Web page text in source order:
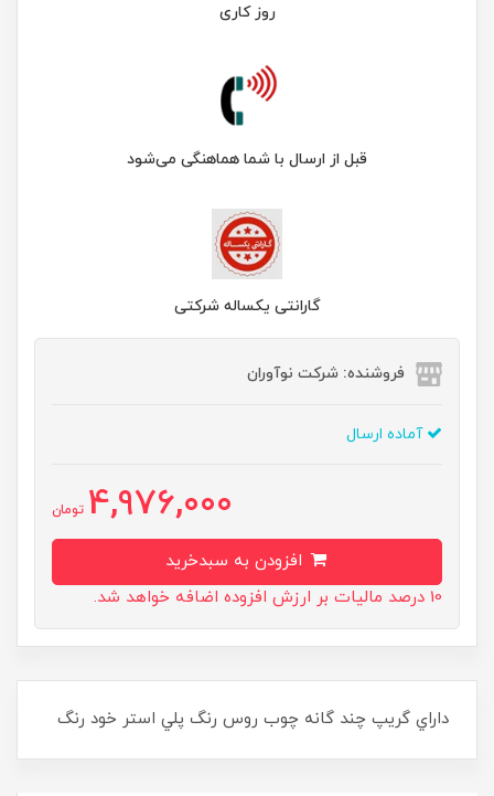
روز کاری
قبل از ارسال با شما هماهنگی می‌شود
گارانتی یکساله شرکتی
فروشنده: شرکت نوآوران
آماده ارسال
4,976,000 تومان
10 درصد مالیات بر ارزش افزوده اضافه خواهد شد.
داراي گريپ چند گانه چوب روس رنگ پلي استر خود رنگ